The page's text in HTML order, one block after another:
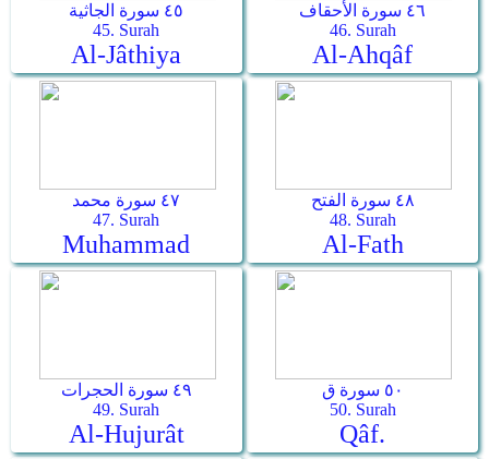
٤٥ سورة الجاثية
45. Surah
Al-Jâthiya
٤٦ سورة الأحقاف
46. Surah
Al-Ahqâf
٤٧ سورة محمد
47. Surah
Muhammad
٤٨ سورة الفتح
48. Surah
Al-Fath
٤٩ سورة الحجرات
49. Surah
Al-Hujurât
٥٠ سورة ق
50. Surah
Qâf.